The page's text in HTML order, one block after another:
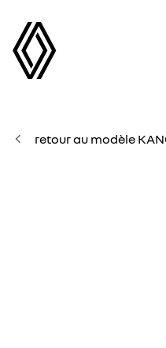
retour au modèle